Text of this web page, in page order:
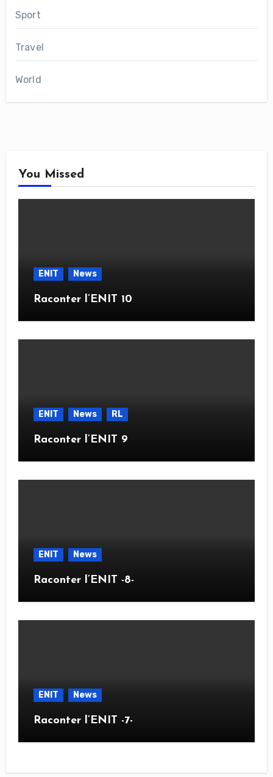
Sport
Travel
World
You Missed
ENIT News
Raconter l’ENIT 10
ENIT News RL
Raconter l’ENIT 9
ENIT News
Raconter l’ENIT -8-
ENIT News
Raconter l’ENIT -7-